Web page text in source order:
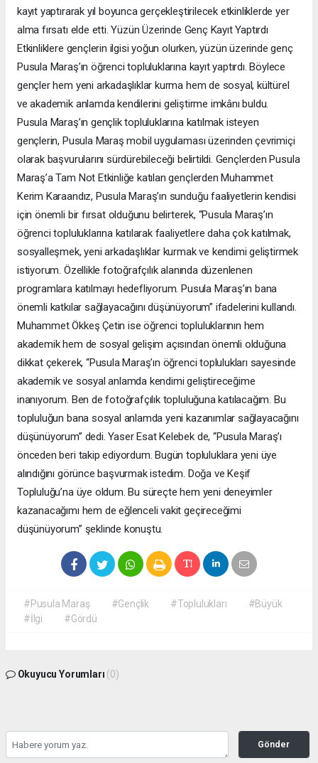
kayıt yaptırarak yıl boyunca gerçekleştirilecek etkinliklerde yer
alma fırsatı elde etti. Yüzün Üzerinde Genç Kayıt Yaptırdı
Etkinliklere gençlerin ilgisi yoğun olurken, yüzün üzerinde genç
Pusula Maraş’ın öğrenci topluluklarına kayıt yaptırdı. Böylece
gençler hem yeni arkadaşlıklar kurma hem de sosyal, kültürel
ve akademik anlamda kendilerini geliştirme imkânı buldu.
Pusula Maraş’ın gençlik topluluklarına katılmak isteyen
gençlerin, Pusula Maraş mobil uygulaması üzerinden çevrimiçi
olarak başvurularını sürdürebileceği belirtildi. Gençlerden Pusula
Maraş’a Tam Not Etkinliğe katılan gençlerden Muhammet
Kerim Karaandız, Pusula Maraş’ın sunduğu faaliyetlerin kendisi
için önemli bir fırsat olduğunu belirterek, “Pusula Maraş’ın
öğrenci topluluklarına katılarak faaliyetlere daha çok katılmak,
sosyalleşmek, yeni arkadaşlıklar kurmak ve kendimi geliştirmek
istiyorum. Özellikle fotoğrafçılık alanında düzenlenen
programlara katılmayı hedefliyorum. Pusula Maraş’ın bana
önemli katkılar sağlayacağını düşünüyorum” ifadelerini kullandı.
Muhammet Ökkeş Çetin ise öğrenci topluluklarının hem
akademik hem de sosyal gelişim açısından önemli olduğuna
dikkat çekerek, “Pusula Maraş’ın öğrenci toplulukları sayesinde
akademik ve sosyal anlamda kendimi geliştireceğime
inanıyorum. Ben de fotoğrafçılık topluluğuna katılacağım. Bu
topluluğun bana sosyal anlamda yeni kazanımlar sağlayacağını
düşünüyorum” dedi. Yaser Esat Kelebek de, “Pusula Maraş’ı
önceden beri takip ediyordum. Bugün topluluklara yeni üye
alındığını görünce başvurmak istedim. Doğa ve Keşif
Topluluğu’na üye oldum. Bu süreçte hem yeni deneyimler
kazanacağımı hem de eğlenceli vakit geçireceğimi
düşünüyorum” şeklinde konuştu.
#Pusula Maraş #Gençlik #Toplulukları
#Büyük
#İlgi
#Gördü
Okuyucu Yorumları (0)
Gönder